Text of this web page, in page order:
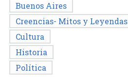
Buenos Aires
Creencias- Mitos y Leyendas
Cultura
Historia
Política